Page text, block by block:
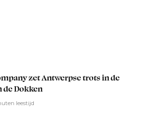
zet Antwerpse trots in de
de Dokken
leestijd